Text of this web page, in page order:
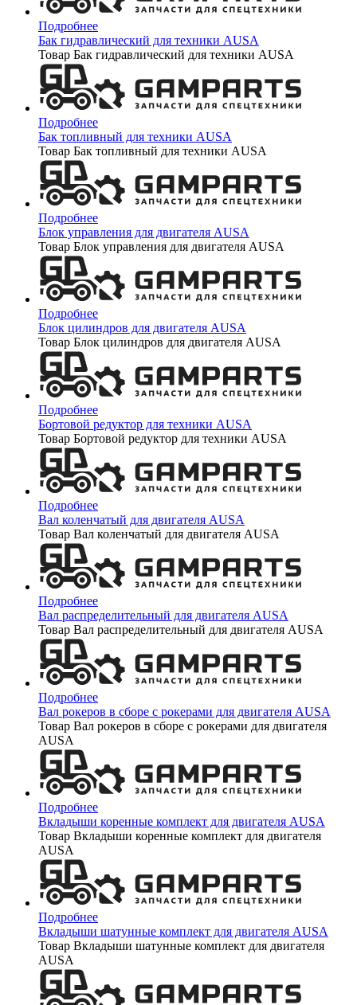
Подробнее
Бак гидравлический для техники AUSA
Товар Бак гидравлический для техники AUSA
Подробнее
Бак топливный для техники AUSA
Товар Бак топливный для техники AUSA
Подробнее
Блок управления для двигателя AUSA
Товар Блок управления для двигателя AUSA
Подробнее
Блок цилиндров для двигателя AUSA
Товар Блок цилиндров для двигателя AUSA
Подробнее
Бортовой редуктор для техники AUSA
Товар Бортовой редуктор для техники AUSA
Подробнее
Вал коленчатый для двигателя AUSA
Товар Вал коленчатый для двигателя AUSA
Подробнее
Вал распределительный для двигателя AUSA
Товар Вал распределительный для двигателя AUSA
Подробнее
Вал рокеров в сборе с рокерами для двигателя AUSA
Товар Вал рокеров в сборе с рокерами для двигателя
AUSA
Подробнее
Вкладыши коренные комплект для двигателя AUSA
Товар Вкладыши коренные комплект для двигателя
AUSA
Подробнее
Вкладыши шатунные комплект для двигателя AUSA
Товар Вкладыши шатунные комплект для двигателя
AUSA